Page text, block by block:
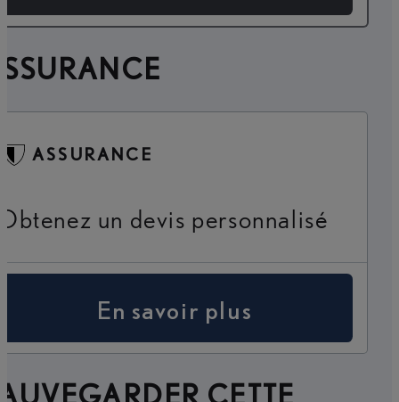
ASSURANCE
un devis personnalisé
En savoir plus